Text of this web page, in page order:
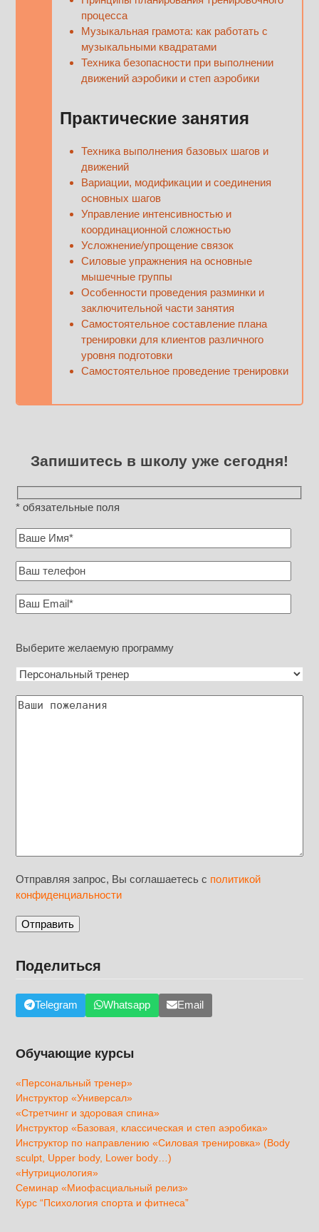
процесса
Музыкальная грамота: как работать с
музыкальными квадратами
Техника безопасности при выполнении
движений аэробики и степ аэробики
Практические занятия
Техника выполнения базовых шагов и
движений
Вариации, модификации и соединения
основных шагов
Управление интенсивностью и
координационной сложностью
Усложнение/упрощение связок
Силовые упражнения на основные
мышечные группы
Особенности проведения разминки и
заключительной части занятия
Самостоятельное составление плана
тренировки для клиентов различного
уровня подготовки
Самостоятельное проведение тренировки
Запишитесь в школу уже сегодня!
* обязательные поля
Выберите желаемую программу
Отправляя запрос, Вы соглашаетесь с политикой
конфиденциальности
Поделиться
Telegram Whatsapp Email
Обучающие курсы
«Персональный тренер»
Инструктор «Универсал»
«Стретчинг и здоровая спина»
Инструктор «Базовая, классическая и степ аэробика»
Инструктор по направлению «Силовая тренировка» (Body
sculpt, Upper body, Lower body…)
«Нутрициология»
Семинар «Миофасциальный релиз»
Курс “Психология спорта и фитнеса”